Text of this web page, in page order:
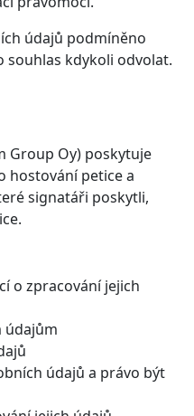
údajů podmíněno
souhlas kdykoli odvolat.
Group Oy) poskytuje
hostování petice a
signatáři poskytli,
o zpracování jejich
údajům
údajů a právo být